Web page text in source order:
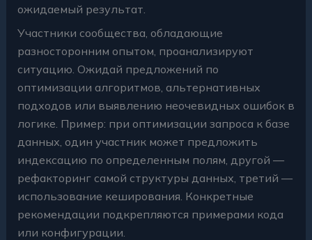
ожидаемый результат.
Участники сообщества, обладающие
разносторонним опытом, проанализируют
ситуацию. Ожидай предложений по
оптимизации алгоритмов, альтернативных
подходов или выявлению неочевидных ошибок в
логике. Пример: при оптимизации запроса к базе
данных, один участник может предложить
индексацию по определенным полям, другой —
рефакторинг самой структуры данных, третий —
использование кеширования. Конкретные
рекомендации подкрепляются примерами кода
или конфигурации.